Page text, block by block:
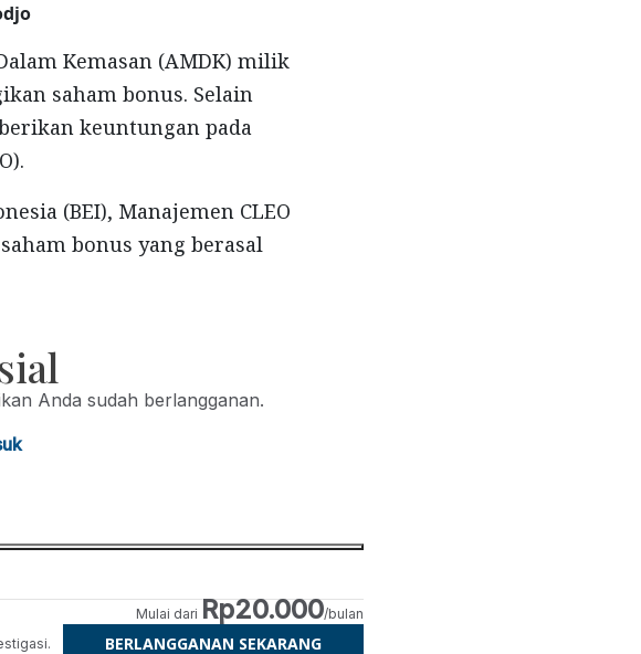
Kemasan (AMDK) milik
saham bonus. Selain
keuntungan pada
(BEI), Manajemen CLEO
bonus yang berasal
Anda sudah berlangganan.
Mulai dari Rp20.000/bulan
BERLANGGANAN SEKARANG